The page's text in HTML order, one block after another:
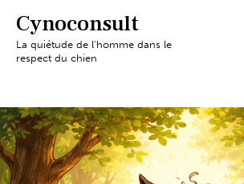
Cynoconsult
La quiétude de l'homme dans le
respect du chien